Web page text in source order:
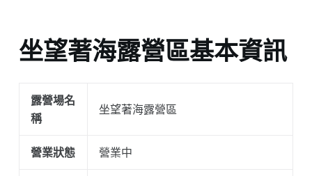
坐望著海露營區基本資訊
露營場名
稱
坐望著海露營區
營業狀態 營業中